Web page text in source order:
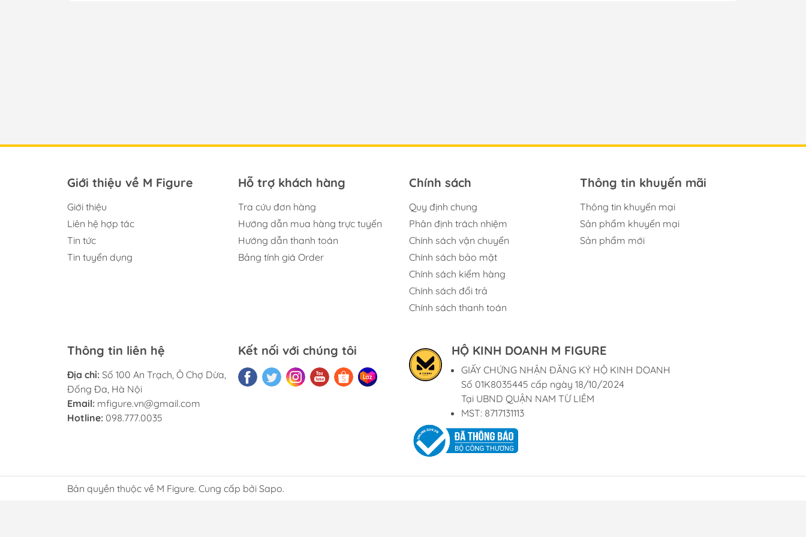
Giới thiệu về M Figure
Giới thiệu
Liên hệ hợp tác
Tin tức
Tin tuyển dụng
Hỗ trợ khách hàng
Tra cứu đơn hàng
Hướng dẫn mua hàng trực tuyến
Hướng dẫn thanh toán
Bảng tính giá Order
Chính sách
Quy định chung
Phân định trách nhiệm
Chính sách vận chuyển
Chính sách bảo mật
Chính sách kiểm hàng
Chính sách đổi trả
Chính sách thanh toán
Thông tin khuyến mãi
Thông tin khuyến mại
Sản phẩm khuyến mại
Sản phẩm mới
Thông tin liên hệ
Địa chỉ: Số 100 An Trạch, Ô Chợ Dừa,
Đống Đa, Hà Nội
Email: mfigure.vn@gmail.com
Hotline: 098.777.0035
Kết nối với chúng tôi HỘ KINH DOANH M FIGURE
GIẤY CHỨNG NHẬN ĐĂNG KÝ HỘ KINH DOANH
Số 01K8035445 cấp ngày 18/10/2024
Tại UBND QUẬN NAM TỪ LIÊM
MST: 8717131113
Bản quyền thuộc về M Figure. Cung cấp bởi Sapo.